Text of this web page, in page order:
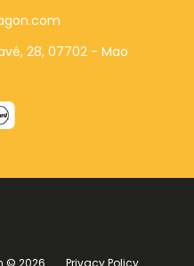
28, 07702 - Mao
© 2026 Privacy Policy